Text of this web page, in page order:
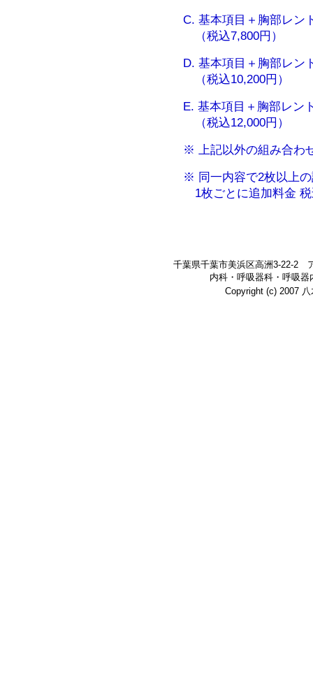
C. 基本項目＋胸部レン
（税込7,800円）
D. 基本項目＋胸部レン
（税込10,200円）
E. 基本項目＋胸部レン
（税込12,000円）
※ 上記以外の組み合わ
※ 同一内容で2枚以上
1枚ごとに追加料金
千葉県千葉市美浜区高洲3-22-2
内科・呼吸器科・呼吸
Copyright (c) 2007